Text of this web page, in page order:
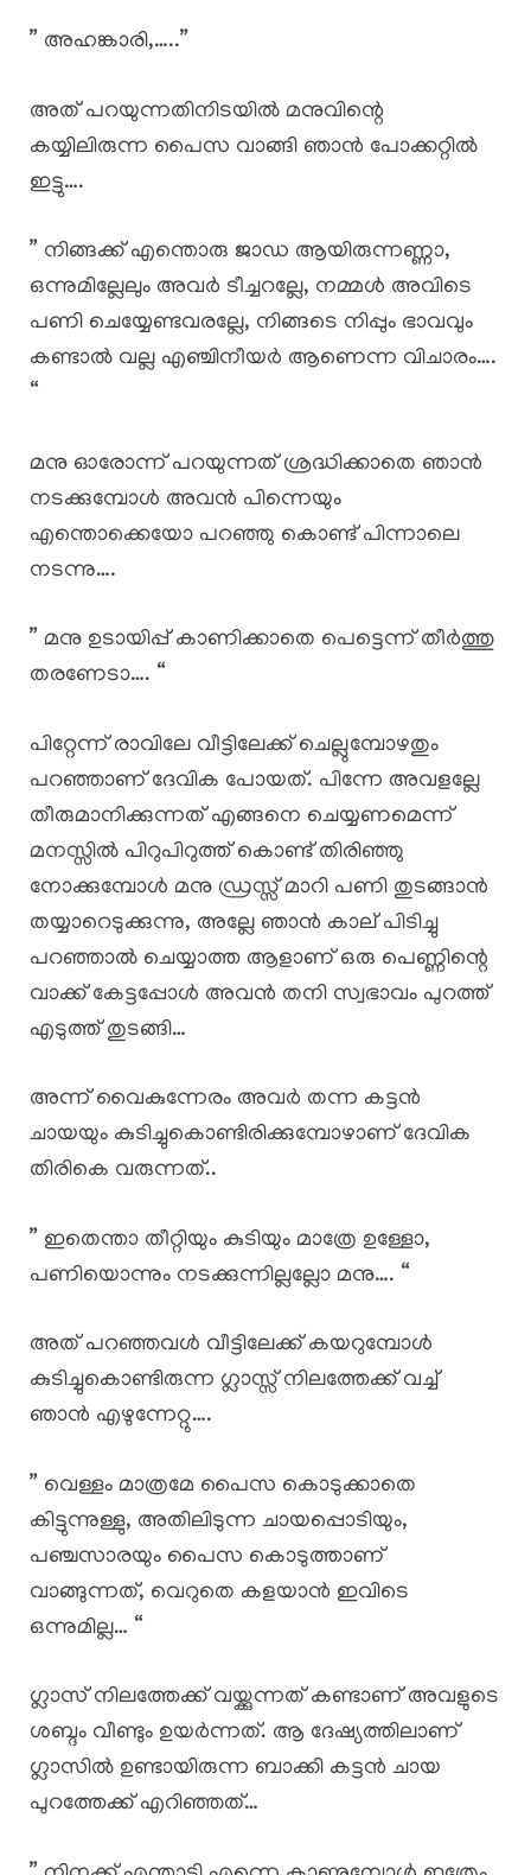
” അഹങ്കാരി,…..”
അത് പറയുന്നതിനിടയിൽ മനുവിന്റെ
കയ്യിലിരുന്ന പൈസ വാങ്ങി ഞാൻ പോക്കറ്റിൽ
ഇട്ടു….
” നിങ്ങക്ക് എന്തൊരു ജാഡ ആയിരുന്നണ്ണാ,
ഒന്നുമില്ലേലും അവർ ടീച്ചറല്ലേ, നമ്മൾ അവിടെ
പണി ചെയ്യേണ്ടവരല്ലേ, നിങ്ങടെ നിപ്പും ഭാവവും
കണ്ടാൽ വല്ല എഞ്ചിനീയർ ആണെന്ന വിചാരം….
“
മനു ഓരോന്ന് പറയുന്നത് ശ്രദ്ധിക്കാതെ ഞാൻ
നടക്കുമ്പോൾ അവൻ പിന്നെയും
എന്തൊക്കെയോ പറഞ്ഞു കൊണ്ട് പിന്നാലെ
നടന്നു….
” മനു ഉടായിപ്പ് കാണിക്കാതെ പെട്ടെന്ന് തീർത്തു
തരണേടാ…. “
പിറ്റേന്ന് രാവിലേ വീട്ടിലേക്ക് ചെല്ലുമ്പോഴതും
പറഞ്ഞാണ് ദേവിക പോയത്. പിന്നേ അവളല്ലേ
തീരുമാനിക്കുന്നത് എങ്ങനെ ചെയ്യണമെന്ന്
മനസ്സിൽ പിറുപിറുത്ത് കൊണ്ട് തിരിഞ്ഞു
നോക്കുമ്പോൾ മനു ഡ്രസ്സ്‌ മാറി പണി തുടങ്ങാൻ
തയ്യാറെടുക്കുന്നു, അല്ലേ ഞാൻ കാല് പിടിച്ചു
പറഞ്ഞാൽ ചെയ്യാത്ത ആളാണ് ഒരു പെണ്ണിന്റെ
വാക്ക് കേട്ടപ്പോൾ അവൻ തനി സ്വഭാവം പുറത്ത്
എടുത്ത് തുടങ്ങി…
അന്ന് വൈകുന്നേരം അവർ തന്ന കട്ടൻ
ചായയും കുടിച്ചുകൊണ്ടിരിക്കുമ്പോഴാണ് ദേവിക
തിരികെ വരുന്നത്..
” ഇതെന്താ തീറ്റിയും കുടിയും മാത്രേ ഉള്ളോ,
പണിയൊന്നും നടക്കുന്നില്ലല്ലോ മനു…. “
അത് പറഞ്ഞവൾ വീട്ടിലേക്ക് കയറുമ്പോൾ
കുടിച്ചുകൊണ്ടിരുന്ന ഗ്ലാസ്സ് നിലത്തേക്ക് വച്ച്
ഞാൻ എഴുന്നേറ്റു….
” വെള്ളം മാത്രമേ പൈസ കൊടുക്കാതെ
കിട്ടുന്നുള്ളു, അതിലിടുന്ന ചായപ്പൊടിയും,
പഞ്ചസാരയും പൈസ കൊടുത്താണ്
വാങ്ങുന്നത്, വെറുതെ കളയാൻ ഇവിടെ
ഒന്നുമില്ല… “
ഗ്ലാസ്‌ നിലത്തേക്ക് വയ്ക്കുന്നത് കണ്ടാണ് അവളുടെ
ശബ്ദം വീണ്ടും ഉയർന്നത്. ആ ദേഷ്യത്തിലാണ്
ഗ്ലാസിൽ ഉണ്ടായിരുന്ന ബാക്കി കട്ടൻ ചായ
പുറത്തേക്ക് എറിഞ്ഞത്…